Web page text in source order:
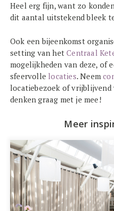
Heel erg fijn, want zo
dit aantal uitstekend bleek
Ook een bijeenkomst
setting van hetCentraal
mogelijkheden van deze, of
sfeervollelocaties. Neem
locatiebezoek of vrijblijvend
denken graag met je mee!
Meer